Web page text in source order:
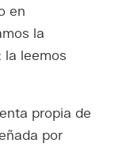
en
la
la leemos
propia de
por